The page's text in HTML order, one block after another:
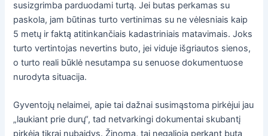
susizgrimba parduodami turtą. Jei butas perkamas su
paskola, jam būtinas turto vertinimas su ne vėlesniais kaip
5 metų ir faktą atitinkančiais kadastriniais matavimais. Joks
turto vertintojas nevertins buto, jei viduje išgriautos sienos,
o turto reali būklė nesutampa su senuose dokumentuose
nurodyta situacija.
Gyventojų nelaimei, apie tai dažnai susimąstoma pirkėjui jau
„laukiant prie durų“, tad netvarkingi dokumentai skubantį
pirkėją tikrai nubaidys. Žinoma, tai negalioja perkant butą